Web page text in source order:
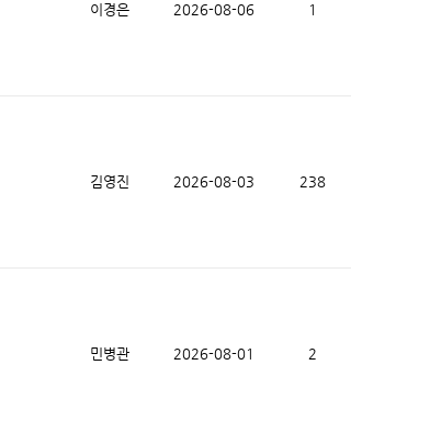
이경은 2026-08-06 1
김영진 2026-08-03 238
민병관 2026-08-01 2